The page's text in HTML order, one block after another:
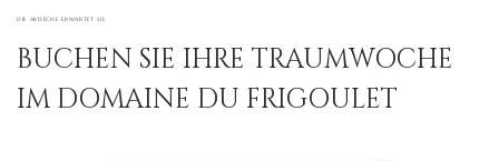
DIE ARDÈCHE ERWARTET SIE
BUCHEN SIE IHRE TRAUMWOCHE
IM DOMAINE DU FRIGOULET